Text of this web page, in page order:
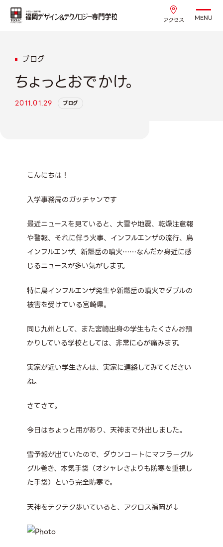
アクセス MENU
ブログ
ちょっとおでかけ。
2011.01.29 ブログ
こんにちは！
入学事務局のガッチャンです
最近ニュースを見ていると、大雪や地震、乾燥注意報
や警報、それに伴う火事、インフルエンザの流行、鳥
インフルエンザ、新燃岳の噴火……なんだか身近に感
じるニュースが多い気がします。
特に鳥インフルエンザ発生や新燃岳の噴火でダブルの
被害を受けている宮崎県。
同じ九州として、また宮崎出身の学生もたくさんお預
かりしている学校としては、非常に心が痛みます。
実家が近い学生さんは、実家に連絡してみてください
ね。
さてさて。
今日はちょっと用があり、天神まで外出しました。
雪予報が出ていたので、ダウンコートにマフラーグル
グル巻き、本気手袋（オシャレさよりも防寒を重視し
た手袋）という完全防寒で。
天神をテクテク歩いていると、アクロス福岡が↓